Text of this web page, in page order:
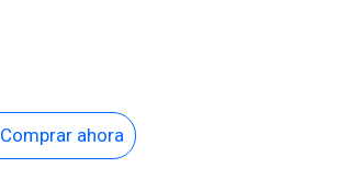
Comprar ahora